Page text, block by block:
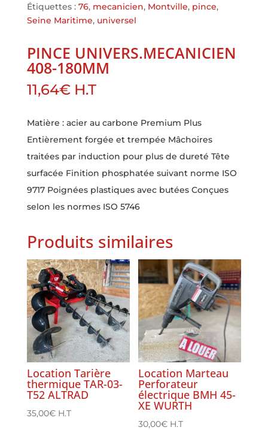
Étiquettes : 76, mecanicien, Montville, pince,
Seine Maritime, universel
PINCE UNIVERS.MECANICIEN
408-180MM
11,64€ H.T
Matière : acier au carbone Premium Plus
Entièrement forgée et trempée Mâchoires
traitées par induction pour plus de dureté Tête
surfacée Finition phosphatée suivant norme ISO
9717 Poignées plastiques avec butées Conçues
selon les normes ISO 5746
Produits similaires
Location Tarière
thermique TAR-03-
T52 ALTRAD
35,00€ H.T
Location Marteau
Perforateur
électrique BMH 45-
XE WURTH
30,00€ H.T